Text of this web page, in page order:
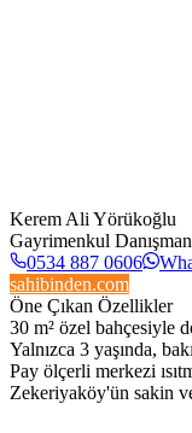
Kerem Ali Yörükoğlu
Gayrimenkul
0534 887 0606
sahibinden.com
Öne Çıkan Özellikler
30 m² özel bahçesiyle
Yalnızca 3 yaşında,
Pay ölçerli merkezi
Zekeriyaköy'ün sakin